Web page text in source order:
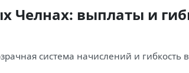
Челнах: выплаты и
система начислений и гибкость в